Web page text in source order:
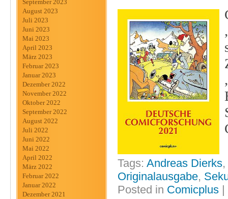
September 2023
August 2023
Juli 2023
Juni 2023
Mai 2023
April 2023
März 2023
Februar 2023
Januar 2023
Dezember 2022
November 2022
Oktober 2022
September 2022
August 2022
Juli 2022
Juni 2022
Mai 2022
April 2022
März 2022
Februar 2022
Januar 2022
Dezember 2021
Tags: Andreas Dierks,
Originalausgabe,
Posted in Comicplus